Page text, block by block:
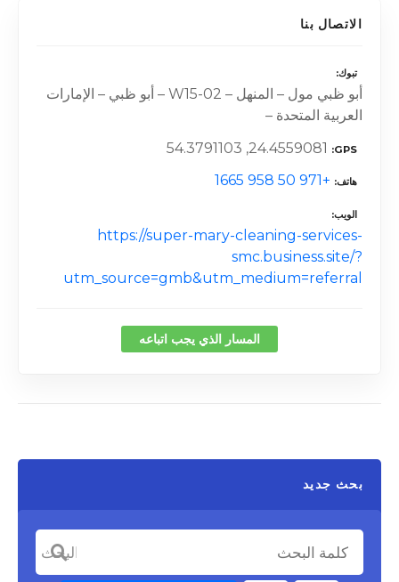
الاتصال بنا
تبوك
أبو ظبي مول – المنهل – W15-02 – أبو ظبي – الإمارات
العربية المتحدة –
GPS
24.4559081, 54.3791103
هاتف +971 50 958 1665
الويب
https://super-mary-cleaning-services-
smc.business.site/?
utm_source=gmb&utm_medium=referral
المسار الذي يجب اتباعه
بحث جديد
كلمة البحث